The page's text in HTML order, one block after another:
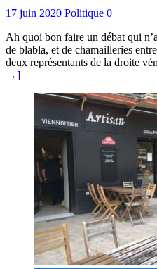
17 juin 2020 Politique 0
Ah quoi bon faire un débat qui
de blabla, et de chamailleries
deux représentants de la droite
→]